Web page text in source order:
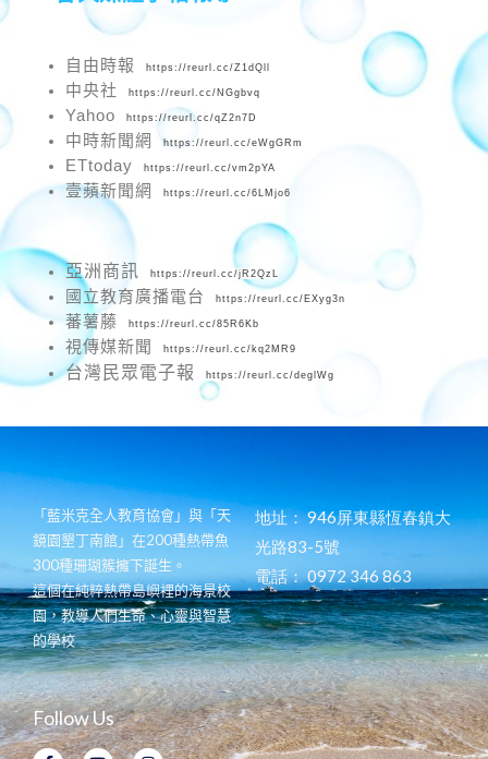
自由時報 https://reurl.cc/Z1dQll
中央社 https://reurl.cc/NGgbvq
Yahoo https://reurl.cc/qZ2n7D
中時新聞網 https://reurl.cc/eWgGRm
ETtoday https://reurl.cc/vm2pYA
壹蘋新聞網 https://reurl.cc/6LMjo6
亞洲商訊 https://reurl.cc/jR2QzL
國立教育廣播電台 https://reurl.cc/EXyg3n
蕃薯藤 https://reurl.cc/85R6Kb
視傳媒新聞 https://reurl.cc/kq2MR9
台灣民眾電子報 https://reurl.cc/deglWg
「藍米克全人教育協會」與「天
鏡園墾丁南館」在200種熱帶魚
300種珊瑚簇擁下誕生。
這個在純粹熱帶島嶼裡的海景校
園，教導人們生命、心靈與智慧
的學校
地址：946屏東縣恆春鎮大
光路83-5號
電話：0972 346 863
Follow Us